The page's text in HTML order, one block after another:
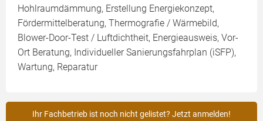
Hohlraumdämmung, Erstellung Energiekonzept,
Fördermittelberatung, Thermografie / Wärmebild,
Blower-Door-Test / Luftdichtheit, Energieausweis, Vor-
Ort Beratung, Individueller Sanierungsfahrplan (iSFP),
Wartung, Reparatur
Ihr Fachbetrieb ist noch nicht gelistet? Jetzt anmelden!